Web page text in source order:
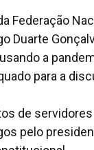
Federação
Duarte
a
para a
de
pelo